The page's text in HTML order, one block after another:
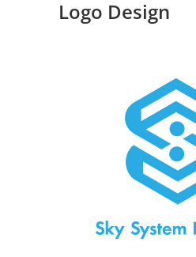
Logo Design